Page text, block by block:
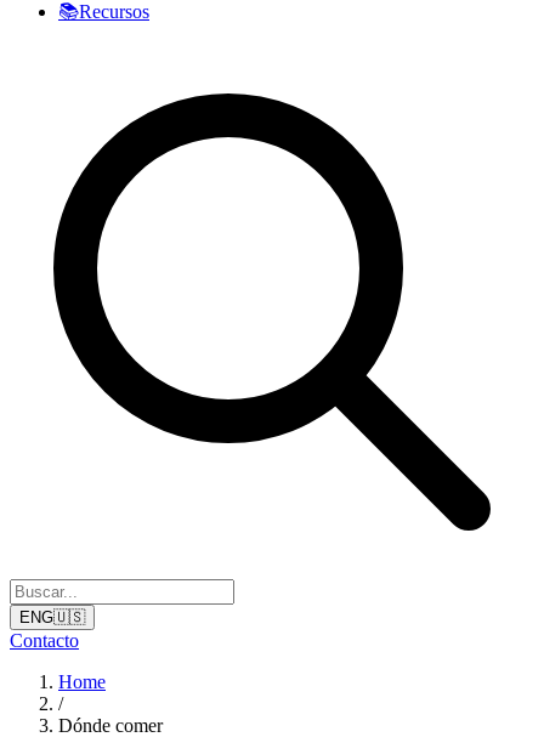
📚Recursos
ENG🇺🇸
Contacto
Home
/
Dónde comer